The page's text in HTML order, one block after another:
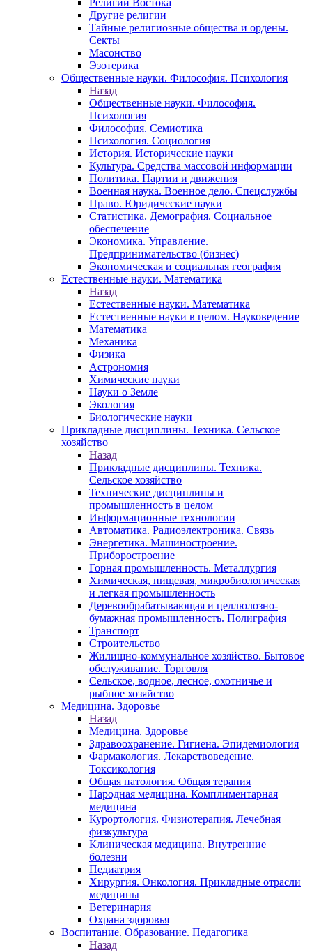
Религии Востока
Другие религии
Тайные религиозные общества и ордены.
Секты
Масонство
Эзотерика
Общественные науки. Философия. Психология
Назад
Общественные науки. Философия.
Психология
Философия. Семиотика
Психология. Социология
История. Исторические науки
Культура. Средства массовой информации
Политика. Партии и движения
Военная наука. Военное дело. Спецслужбы
Право. Юридические науки
Статистика. Демография. Социальное
обеспечение
Экономика. Управление.
Предпринимательство (бизнес)
Экономическая и социальная география
Естественные науки. Математика
Назад
Естественные науки. Математика
Естественные науки в целом. Науковедение
Математика
Механика
Физика
Астрономия
Химические науки
Науки о Земле
Экология
Биологические науки
Прикладные дисциплины. Техника. Сельское
хозяйство
Назад
Прикладные дисциплины. Техника.
Сельское хозяйство
Технические дисциплины и
промышленность в целом
Информационные технологии
Автоматика. Радиоэлектроника. Связь
Энергетика. Машиностроение.
Приборостроение
Горная промышленность. Металлургия
Химическая, пищевая, микробиологическая
и легкая промышленность
Деревообрабатывающая и целлюлозно-
бумажная промышленность. Полиграфия
Транспорт
Строительство
Жилищно-коммунальное хозяйство. Бытовое
обслуживание. Торговля
Сельское, водное, лесное, охотничье и
рыбное хозяйство
Медицина. Здоровье
Назад
Медицина. Здоровье
Здравоохранение. Гигиена. Эпидемиология
Фармакология. Лекарствоведение.
Токсикология
Общая патология. Общая терапия
Народная медицина. Комплиментарная
медицина
Курортология. Физиотерапия. Лечебная
физкультура
Клиническая медицина. Внутренние
болезни
Педиатрия
Хирургия. Онкология. Прикладные отрасли
медицины
Ветеринария
Охрана здоровья
Воспитание. Образование. Педагогика
Назад